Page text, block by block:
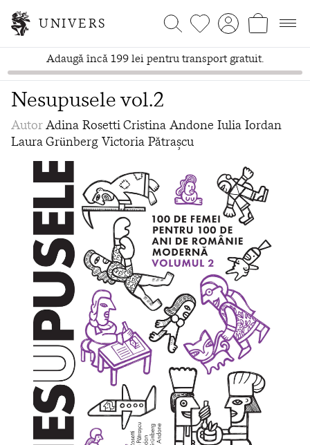
UNIVERS
Adaugă încă 199 lei pentru transport gratuit.
Nesupusele vol.2
AutorAdina RosettiCristina Andone Iulia Iordan
Laura GrünbergVictoria Pătrașcu